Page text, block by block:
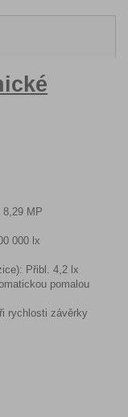
MP
000 lx
Přibl. 4,2 lx
pomalou
rychlosti závěrky